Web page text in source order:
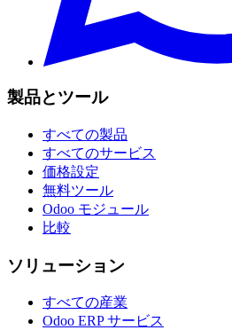
製品とツール
すべての製品
すべてのサービス
価格設定
無料ツール
Odoo モジュール
比較
ソリューション
すべての産業
Odoo ERP サービス